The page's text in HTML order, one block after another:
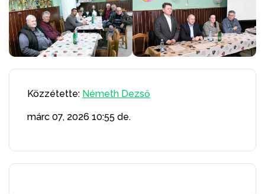
Közzétette: Németh Dezső
márc 07, 2026 10:55 de.